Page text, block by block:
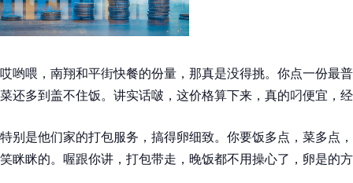
哎哟喂，南翔和平街快餐的份量，那真是没得挑。你点一份最
菜还多到盖不住饭。讲实话啵，这价格算下来，真的叼便宜，
特别是他们家的打包服务，搞得卵细致。你要饭多点，菜多点
笑眯眯的。喔跟你讲，打包带走，晚饭都不用操心了，卵是的